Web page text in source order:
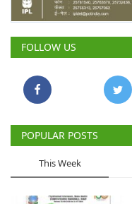
FOLLOW US
POPULAR POSTS
This Week